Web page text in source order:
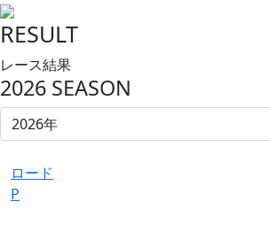
RESULT
レース結果
2026 SEASON
ロード
P